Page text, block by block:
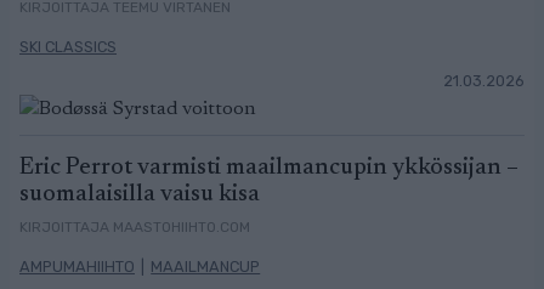
KIRJOITTAJA TEEMU VIRTANEN
SKI CLASSICS
21.03.2026
Eric Perrot varmisti maailmancupin ykkössijan –
suomalaisilla vaisu kisa
KIRJOITTAJA MAASTOHIIHTO.COM
AMPUMAHIIHTO
MAAILMANCUP